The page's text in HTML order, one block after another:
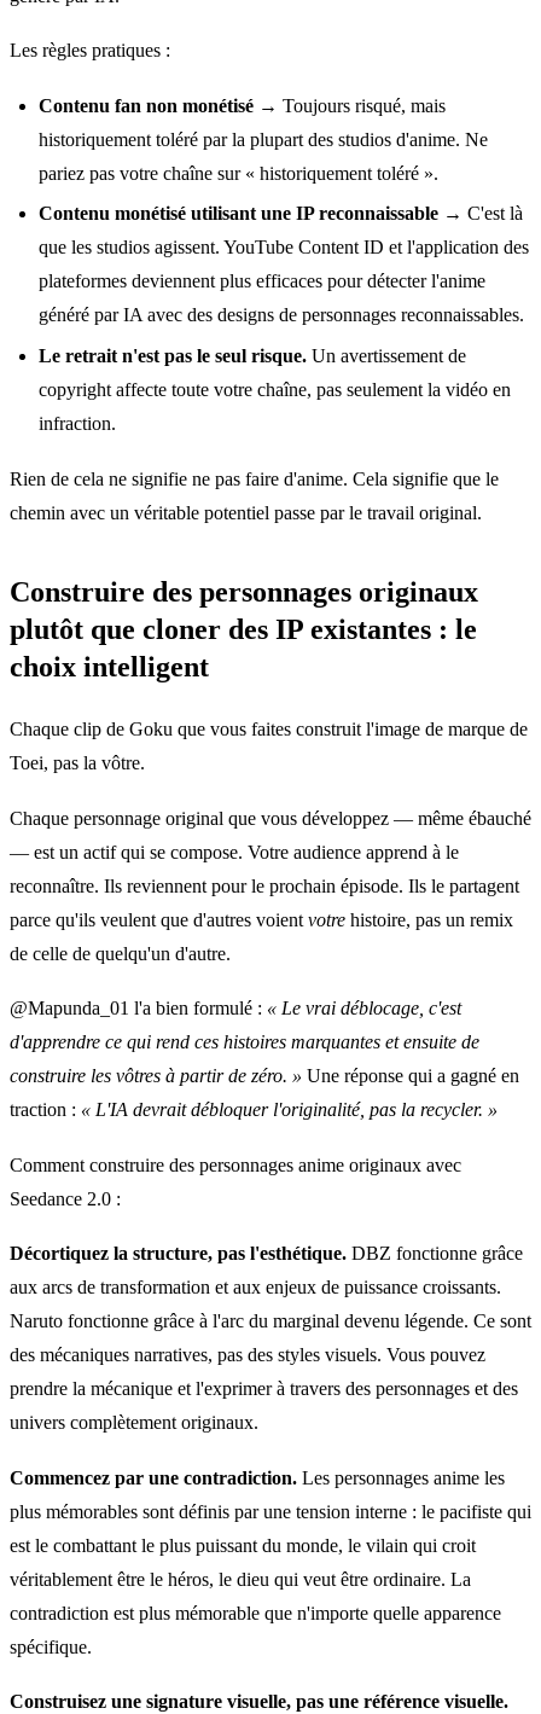
Les règles pratiques :
Contenu fan non monétisé → Toujours risqué, mais
historiquement toléré par la plupart des studios d'anime. Ne
pariez pas votre chaîne sur « historiquement toléré ».
Contenu monétisé utilisant une IP reconnaissable → C'est là
que les studios agissent. YouTube Content ID et l'application des
plateformes deviennent plus efficaces pour détecter l'anime
généré par IA avec des designs de personnages reconnaissables.
Le retrait n'est pas le seul risque. Un avertissement de
copyright affecte toute votre chaîne, pas seulement la vidéo en
infraction.
Rien de cela ne signifie ne pas faire d'anime. Cela signifie que le
chemin avec un véritable potentiel passe par le travail original.
Construire des personnages originaux
plutôt que cloner des IP existantes : le
choix intelligent
Chaque clip de Goku que vous faites construit l'image de marque de
Toei, pas la vôtre.
Chaque personnage original que vous développez — même ébauché
— est un actif qui se compose. Votre audience apprend à le
reconnaître. Ils reviennent pour le prochain épisode. Ils le partagent
parce qu'ils veulent que d'autres voient votre histoire, pas un remix
de celle de quelqu'un d'autre.
@Mapunda_01 l'a bien formulé : « Le vrai déblocage, c'est
d'apprendre ce qui rend ces histoires marquantes et ensuite de
construire les vôtres à partir de zéro. » Une réponse qui a gagné en
traction : « L'IA devrait débloquer l'originalité, pas la recycler. »
Comment construire des personnages anime originaux avec
Seedance 2.0 :
Décortiquez la structure, pas l'esthétique. DBZ fonctionne grâce
aux arcs de transformation et aux enjeux de puissance croissants.
Naruto fonctionne grâce à l'arc du marginal devenu légende. Ce sont
des mécaniques narratives, pas des styles visuels. Vous pouvez
prendre la mécanique et l'exprimer à travers des personnages et des
univers complètement originaux.
Commencez par une contradiction. Les personnages anime les
plus mémorables sont définis par une tension interne : le pacifiste qui
est le combattant le plus puissant du monde, le vilain qui croit
véritablement être le héros, le dieu qui veut être ordinaire. La
contradiction est plus mémorable que n'importe quelle apparence
spécifique.
Construisez une signature visuelle, pas une référence visuelle.